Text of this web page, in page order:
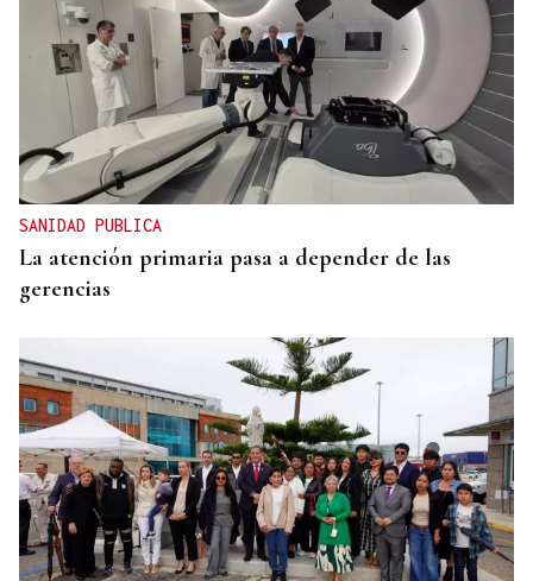
SANIDAD PUBLICA
La atención primaria pasa a depender de las
gerencias